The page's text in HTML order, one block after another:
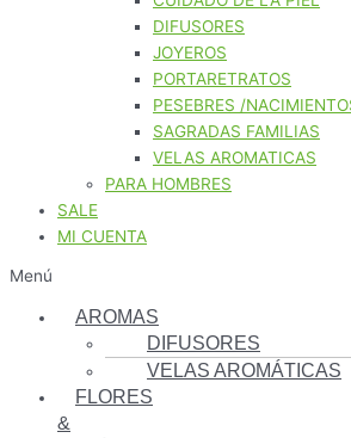
DIFUSORES
JOYEROS
PORTARETRATOS
PESEBRES /
SAGRADAS FAMILIAS
VELAS AROMATICAS
PARA HOMBRES
SALE
MI CUENTA
Menú
AROMAS
DIFUSORES
VELAS AROMÁTICAS
FLORES
&